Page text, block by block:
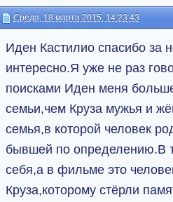
Среда, 18 марта 2015, 14:23:43
Иден Кастилио спасибо за
интересно.Я уже не раз
поисками Иден меня
семьи,чем Круза мужья и
семья,в которой человек
бывшей по определению.В
себя,а в фильме это
Круза,которому стёрли